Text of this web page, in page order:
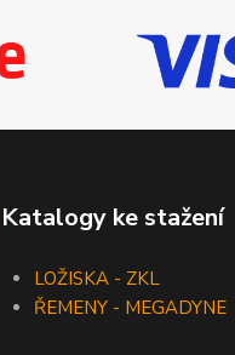
Katalogy ke stažení
LOŽISKA - ZKL
ŘEMENY - MEGADYNE